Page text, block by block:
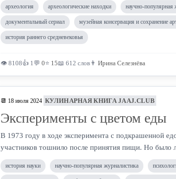
археология археологические находки научно-популярная
документальный сериал музейная консервация и сохранение
история раннего средневековья
👁 8108👍 1💬 0⭐ 15📖 612 слов 👨 Ирина Селезнёва
📆 18 июля 2024 КУЛИНАРНАЯ КНИГА JAAJ.CLUB
Эксперименты с цветом еды
В 1973 году в ходе эксперимента с подкрашенной
участников тошнило после принятия пищи. Но было
история науки научно-популярная журналистика